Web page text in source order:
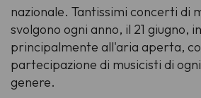
nazionale. Tantissimi concerti di
svolgono ogni anno, il 21 giugno,
principalmente all'aria aperta,
partecipazione di musicisti di
genere.